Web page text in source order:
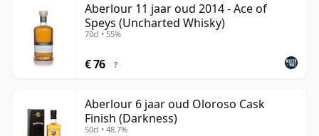
Aberlour 11 jaar oud 2014 - Ace of
Speys (Uncharted Whisky)
70cl • 55%
€ 76 ?
Aberlour 6 jaar oud Oloroso Cask
Finish (Darkness)
50cl • 48.7%